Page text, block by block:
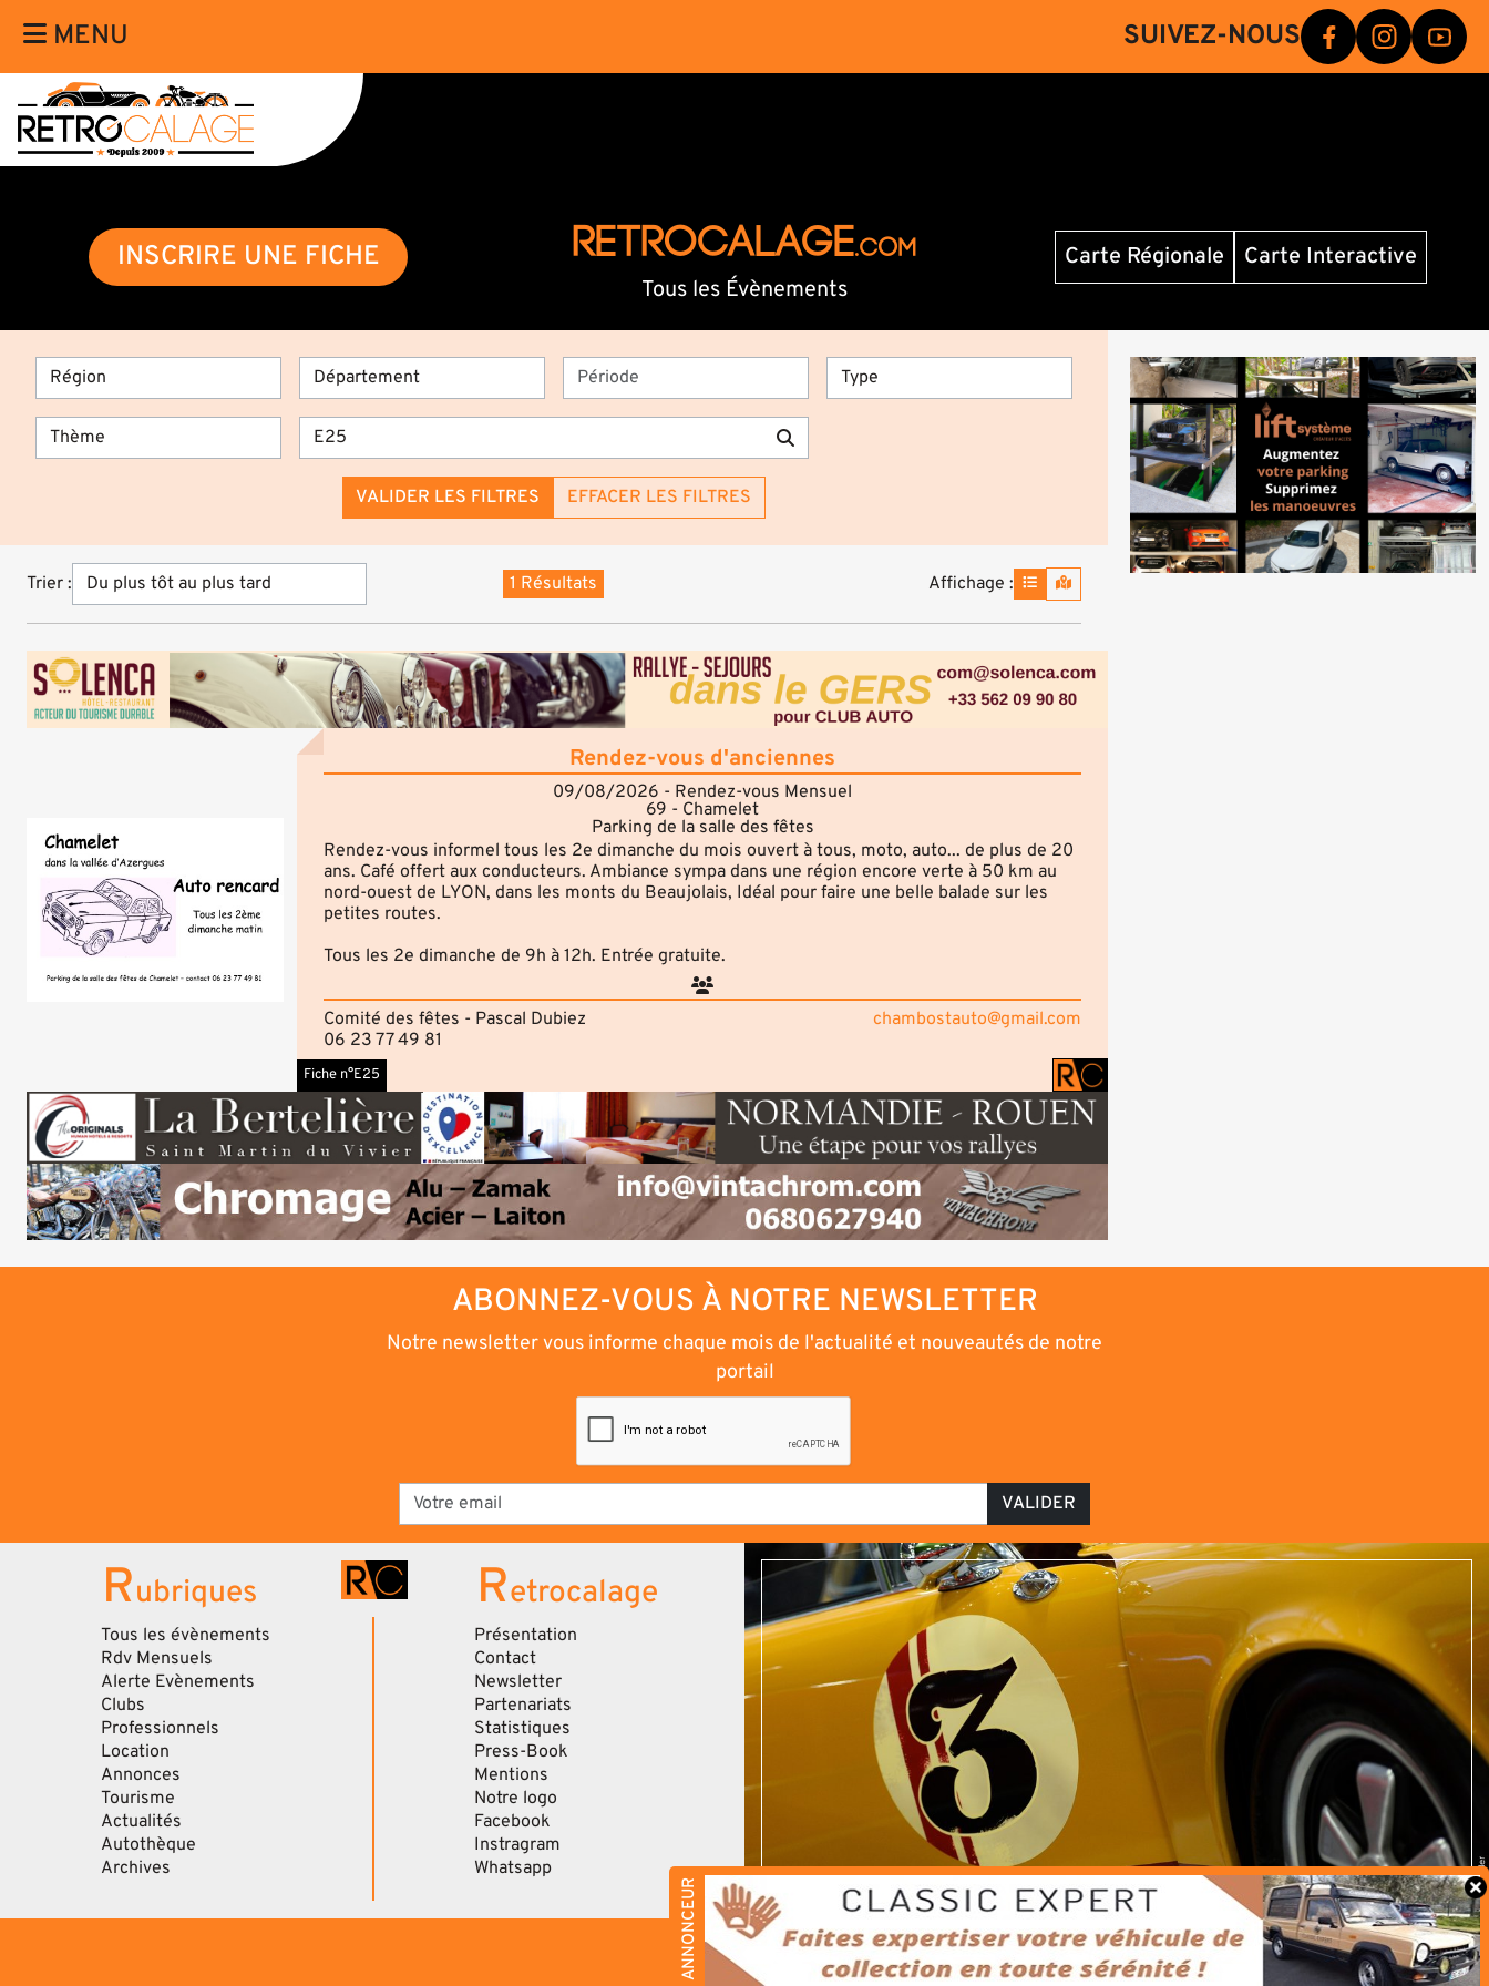
MENU SUIVEZ-NOUS
INSCRIRE UNE FICHE RETROCALAGE.com
Tous les Évènements
Carte Régionale Carte Interactive
VALIDER LES FILTRES EFFACER LES FILTRES
Trier : 1 Résultats Affichage :
Rendez-vous d'anciennes
09/08/2026 - Rendez-vous Mensuel
69 - Chamelet
Parking de la salle des fêtes
Rendez-vous informel tous les 2e dimanche du mois ouvert à tous, moto, auto... de plus de 20
ans. Café offert aux conducteurs. Ambiance sympa dans une région encore verte à 50 km au
nord-ouest de LYON, dans les monts du Beaujolais, Idéal pour faire une belle balade sur les
petites routes.
Tous les 2e dimanche de 9h à 12h. Entrée gratuite.
Comité des fêtes - Pascal Dubiez
06 23 77 49 81
chambostauto@gmail.com
Fiche n°E25
ABONNEZ-VOUS À NOTRE NEWSLETTER
Notre newsletter vous informe chaque mois de l'actualité et nouveautés de notre
portail
VALIDER
Rubriques
Tous les évènements
Rdv Mensuels
Alerte Evènements
Clubs
Professionnels
Location
Annonces
Tourisme
Actualités
Autothèque
Archives
Retrocalage
Présentation
Contact
Newsletter
Partenariats
Statistiques
Press-Book
Mentions
Notre logo
Facebook
Instragram
Whatsapp
ANNONCEUR